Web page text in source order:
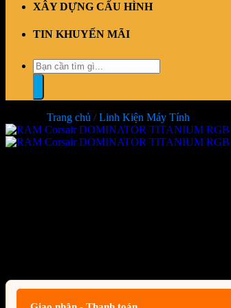
XÂY DỰNG CẤU HÌNH
TIN KHUYẾN MÃI
Tìm
kiếm:
Trang chủ / Linh Kiện Máy Tính